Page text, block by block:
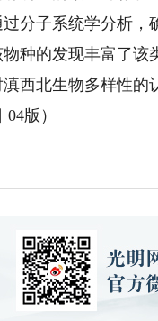
分子系统学分析
种的发现丰富了
西北生物多样性的
版）